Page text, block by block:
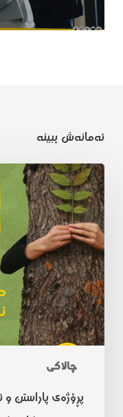
ئەمانەش ببینە
چالاکی
پڕۆژەی پاراستن